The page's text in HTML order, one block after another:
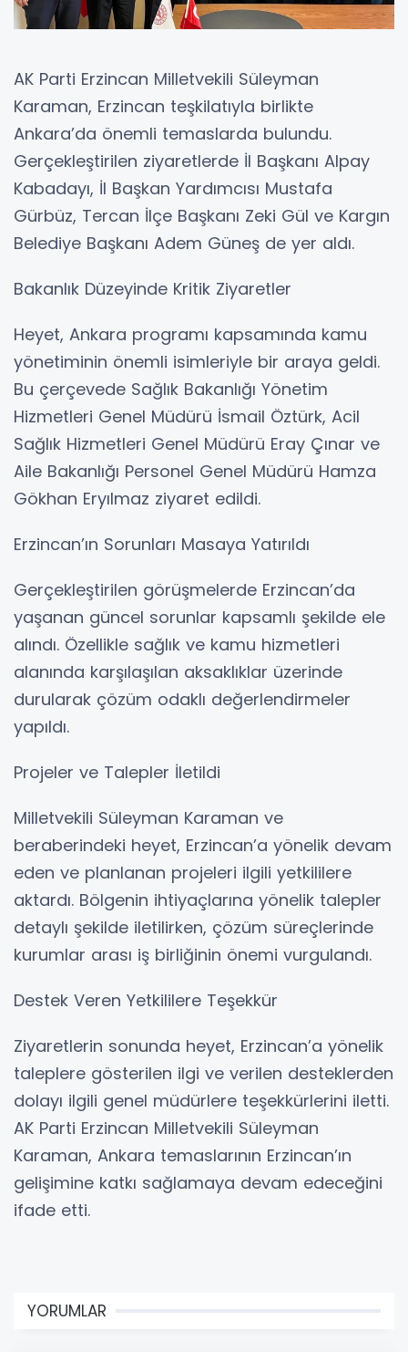
AK Parti Erzincan Milletvekili Süleyman
Karaman, Erzincan teşkilatıyla birlikte
Ankara’da önemli temaslarda bulundu.
Gerçekleştirilen ziyaretlerde İl Başkanı Alpay
Kabadayı, İl Başkan Yardımcısı Mustafa
Gürbüz, Tercan İlçe Başkanı Zeki Gül ve Kargın
Belediye Başkanı Adem Güneş de yer aldı.
Bakanlık Düzeyinde Kritik Ziyaretler
Heyet, Ankara programı kapsamında kamu
yönetiminin önemli isimleriyle bir araya geldi.
Bu çerçevede Sağlık Bakanlığı Yönetim
Hizmetleri Genel Müdürü İsmail Öztürk, Acil
Sağlık Hizmetleri Genel Müdürü Eray Çınar ve
Aile Bakanlığı Personel Genel Müdürü Hamza
Gökhan Eryılmaz ziyaret edildi.
Erzincan’ın Sorunları Masaya Yatırıldı
Gerçekleştirilen görüşmelerde Erzincan’da
yaşanan güncel sorunlar kapsamlı şekilde ele
alındı. Özellikle sağlık ve kamu hizmetleri
alanında karşılaşılan aksaklıklar üzerinde
durularak çözüm odaklı değerlendirmeler
yapıldı.
Projeler ve Talepler İletildi
Milletvekili Süleyman Karaman ve
beraberindeki heyet, Erzincan’a yönelik devam
eden ve planlanan projeleri ilgili yetkililere
aktardı. Bölgenin ihtiyaçlarına yönelik talepler
detaylı şekilde iletilirken, çözüm süreçlerinde
kurumlar arası iş birliğinin önemi vurgulandı.
Destek Veren Yetkililere Teşekkür
Ziyaretlerin sonunda heyet, Erzincan’a yönelik
taleplere gösterilen ilgi ve verilen desteklerden
dolayı ilgili genel müdürlere teşekkürlerini iletti.
AK Parti Erzincan Milletvekili Süleyman
Karaman, Ankara temaslarının Erzincan’ın
gelişimine katkı sağlamaya devam edeceğini
ifade etti.
YORUMLAR